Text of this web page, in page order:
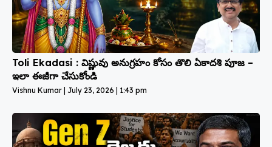
Toli Ekadasi : విష్ణువు అనుగ్రహం కోసం తొలి ఏకాదశి పూజ –
ఇలా ఈజీగా చేసుకోండి
Vishnu Kumar July 23, 2026 1:43 pm